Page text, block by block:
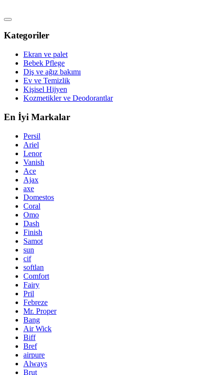
Kategoriler
Ekran ve palet
Bebek Pflege
Diş ve ağız bakımı
Ev ve Temizlik
Kişisel Hijyen
Kozmetikler ve Deodorantlar
En İyi Markalar
Persil
Ariel
Lenor
Vanish
Ace
Ajax
axe
Domestos
Coral
Omo
Dash
Finish
Samot
sun
cif
softlan
Comfort
Fairy
Pril
Febreze
Mr. Proper
Bang
Air Wick
Biff
Bref
airpure
Always
Brut